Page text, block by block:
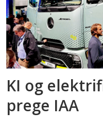
KI og
prege IAA